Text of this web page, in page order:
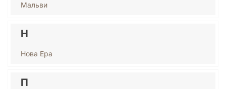
Мальви
Н
Нова Ера
П